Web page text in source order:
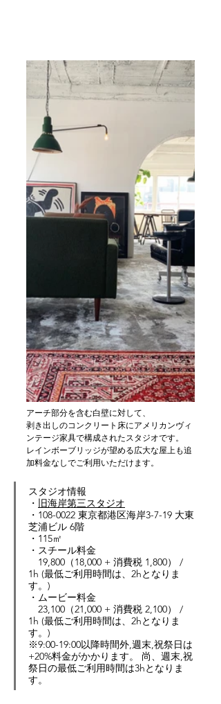
アーチ部分を含む白壁に対して、
剥き出しのコンクリート床にアメリカンヴィ
ンテージ家具で構成されたスタジオです。
レインボーブリッジが望める広大な屋上も追
加料金なしでご利用いただけます。
スタジオ情報
・ 旧海岸第三スタジオ
・ 108-0022 東京都港区海岸3-7-19 大東
芝浦ビル 6階
・ 115㎡
・スチール料金
19,800（18,000 + 消費税 1,800） /
1h (最低ご利用時間は、2hとなりま
す。)
・ムービー料金
23,100（21,000 + 消費税 2,100） /
1h (最低ご利用時間は、2hとなりま
す。)
※9:00-19:00以降時間外,週末,祝祭日は
+20%料金がかかります。 尚、週末,祝
祭日の最低ご利用時間は3hとなりま
す。